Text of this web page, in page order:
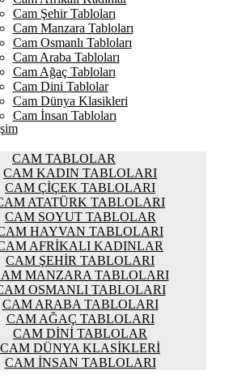
Cam Şehir Tabloları
Cam Manzara Tabloları
Cam Osmanlı Tabloları
Cam Araba Tabloları
Cam Ağaç Tabloları
Cam Dini Tablolar
Cam Dünya Klasikleri
Cam İnsan Tabloları
CAM TABLOLAR
CAM KADIN TABLOLARI
CAM ÇIÇEK TABLOLARI
ATATÜRK TABLOLARI
CAM SOYUT TABLOLAR
HAYVAN TABLOLARI
AFRIKALI KADINLAR
CAM ŞEHIR TABLOLARI
MANZARA TABLOLARI
OSMANLI TABLOLARI
CAM ARABA TABLOLARI
CAM AĞAÇ TABLOLARI
CAM DINI TABLOLAR
CAM DÜNYA KLASIKLERI
CAM İNSAN TABLOLARI